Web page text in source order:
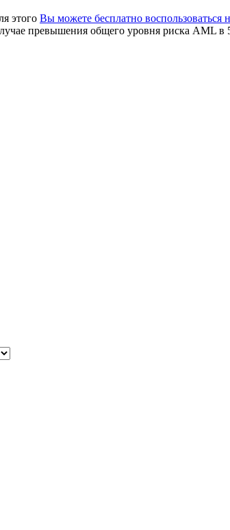
этого Вы можете бесплатно
превышения общего уровня риска AML